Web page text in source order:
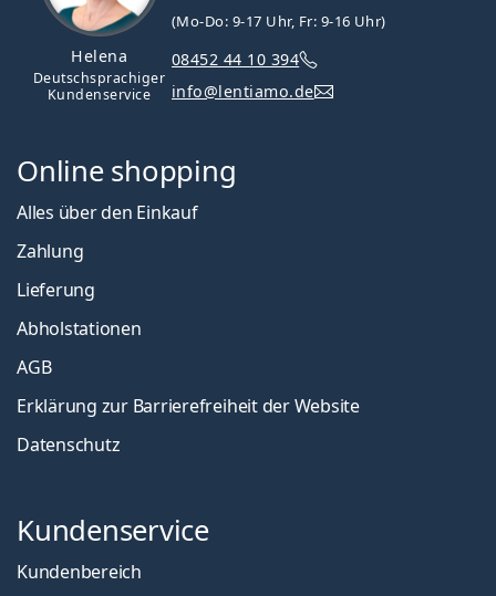
Helena
Deutschsprachiger
Kundenservice
(Mo-Do: 9-17 Uhr, Fr: 9-16 Uhr)
08452 44 10 394
info@lentiamo.de
Online shopping
Alles über den Einkauf
Zahlung
Lieferung
Abholstationen
AGB
Erklärung zur Barrierefreiheit der Website
Datenschutz
Kundenservice
Kundenbereich